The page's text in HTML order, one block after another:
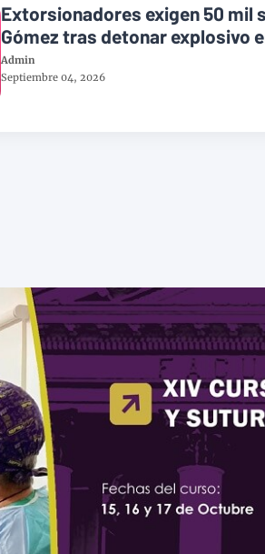
Extorsionadores exigen 50 mil
Gómez tras detonar explosivo
Admin
Septiembre 04, 2026